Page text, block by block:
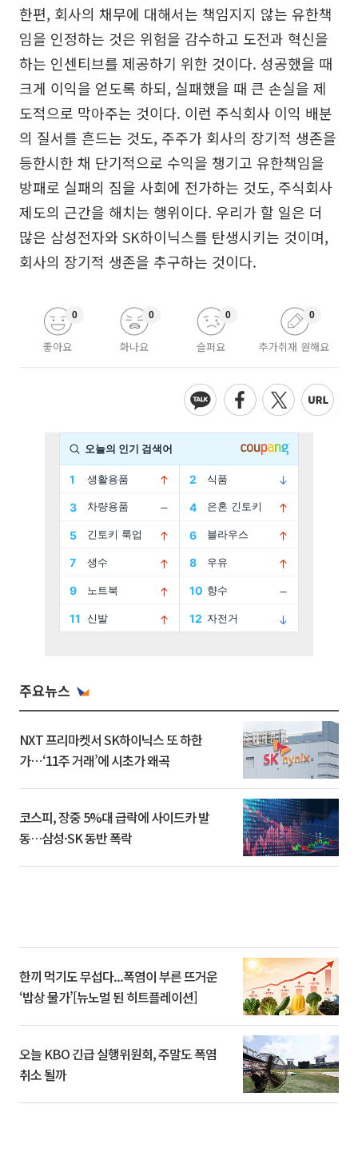
한편, 회사의 채무에 대해서는 책임지지 않는 유한책
임을 인정하는 것은 위험을 감수하고 도전과 혁신을
하는 인센티브를 제공하기 위한 것이다. 성공했을 때
크게 이익을 얻도록 하되, 실패했을 때 큰 손실을 제
도적으로 막아주는 것이다. 이런 주식회사 이익 배분
의 질서를 흔드는 것도, 주주가 회사의 장기적 생존을
등한시한 채 단기적으로 수익을 챙기고 유한책임을
방패로 실패의 짐을 사회에 전가하는 것도, 주식회사
제도의 근간을 해치는 행위이다. 우리가 할 일은 더
많은 삼성전자와 SK하이닉스를 탄생시키는 것이며,
회사의 장기적 생존을 추구하는 것이다.
좋아요
0
화나요
0
슬퍼요
0
추가취재 원해요
0
주요뉴스
NXT 프리마켓서 SK하이닉스 또 하한
가⋯‘11주 거래’에 시초가 왜곡
코스피, 장중 5%대 급락에 사이드카 발
동…삼성·SK 동반 폭락
한끼 먹기도 무섭다...폭염이 부른 뜨거운
‘밥상 물가’[뉴노멀 된 히트플레이션]
오늘 KBO 긴급 실행위원회, 주말도 폭염
취소 될까